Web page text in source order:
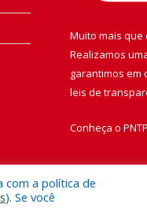
Muito mais que
Realizamos
garantimos em
leis de
Conheça o PNTP
com a política de
). Se você